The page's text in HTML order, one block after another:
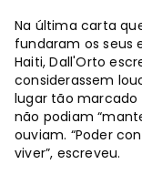
Na última carta
fundaram os seus
Haiti, Dall'Orto
considerassem
lugar tão marcado
não podiam
ouviam. “Poder
viver”, escreveu.